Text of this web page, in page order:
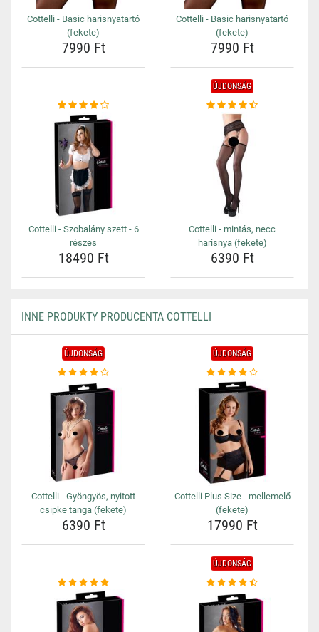
Cottelli - Basic harisnyatartó
(fekete)
7990 Ft
Cottelli - Basic harisnyatartó
(fekete)
7990 Ft
Cottelli - Szobalány szett - 6
részes
18490 Ft
ÚJDONSÁG
Cottelli - mintás, necc
harisnya (fekete)
6390 Ft
INNE PRODUKTY PRODUCENTA COTTELLI
ÚJDONSÁG
Cottelli - Gyöngyös, nyitott
csipke tanga (fekete)
6390 Ft
ÚJDONSÁG
Cottelli Plus Size - mellemelő
(fekete)
17990 Ft
ÚJDONSÁG